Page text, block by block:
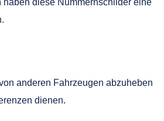
anderen Fahrzeugen abzuheben
dienen.